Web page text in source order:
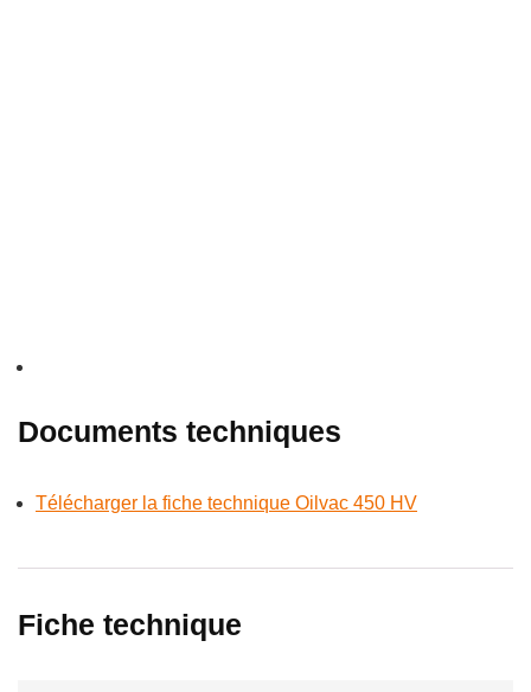
Documents techniques
Télécharger la fiche technique Oilvac 450 HV
Fiche technique